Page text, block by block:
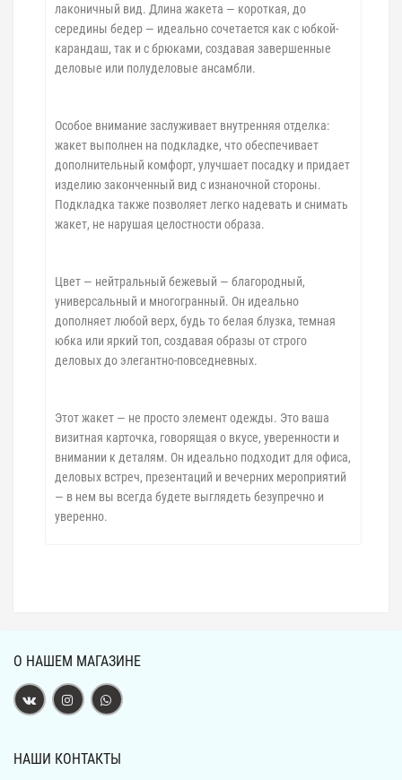
лаконичный вид. Длина жакета — короткая, до
середины бедер — идеально сочетается как с юбкой-
карандаш, так и с брюками, создавая завершенные
деловые или полуделовые ансамбли.
Особое внимание заслуживает внутренняя отделка:
жакет выполнен на подкладке, что обеспечивает
дополнительный комфорт, улучшает посадку и придает
изделию законченный вид с изнаночной стороны.
Подкладка также позволяет легко надевать и снимать
жакет, не нарушая целостности образа.
Цвет — нейтральный бежевый — благородный,
универсальный и многогранный. Он идеально
дополняет любой верх, будь то белая блузка, темная
юбка или яркий топ, создавая образы от строго
деловых до элегантно-повседневных.
Этот жакет — не просто элемент одежды. Это ваша
визитная карточка, говорящая о вкусе, уверенности и
внимании к деталям. Он идеально подходит для офиса,
деловых встреч, презентаций и вечерних мероприятий
— в нем вы всегда будете выглядеть безупречно и
уверенно.
О НАШЕМ МАГАЗИНЕ
НАШИ КОНТАКТЫ